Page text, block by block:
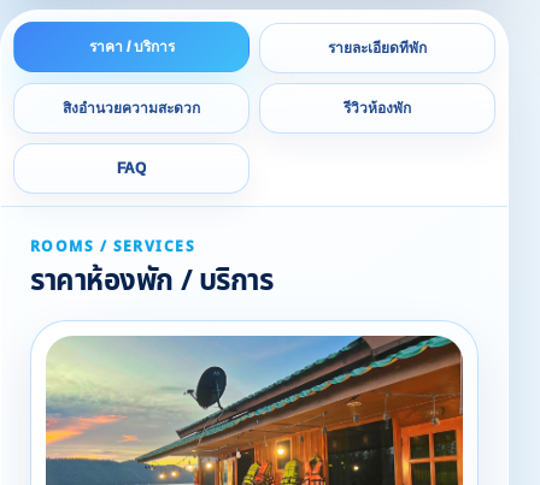
ราคา / บริการ รายละเอียดที่พัก
สิ่งอำนวยความสะดวก รีวิวห้องพัก
FAQ
ROOMS / SERVICES
ราคาห้องพัก / บริการ